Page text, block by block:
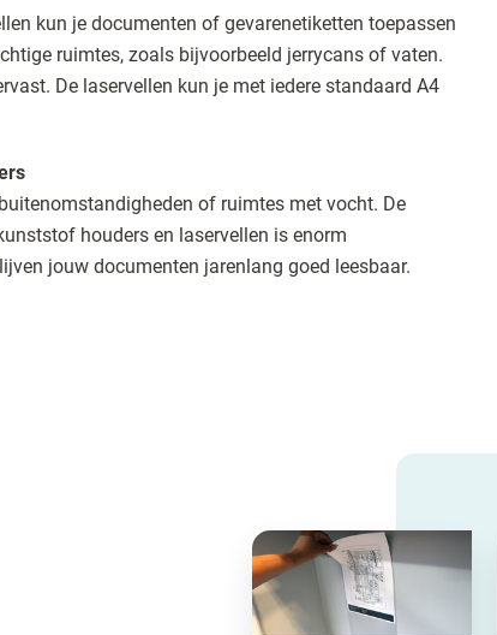
kun je documenten of gevarenetiketten toepassen
ruimtes, zoals bijvoorbeeld jerrycans of vaten.
De laservellen kun je met iedere standaard A4
of ruimtes met vocht. De
houders en laservellen is enorm
jouw documenten jarenlang goed leesbaar.